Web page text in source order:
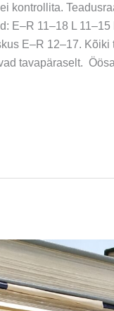
kontrollita.
E–R 11–18 L
E–R 12–17.
tavapäraselt.